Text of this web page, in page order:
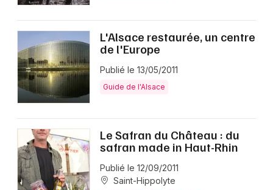
L'Alsace restaurée, un centre
de l'Europe
Publié le 13/05/2011
Guide de l'Alsace
Le Safran du Château : du
safran made in Haut-Rhin
Publié le 12/09/2011
Saint-Hippolyte